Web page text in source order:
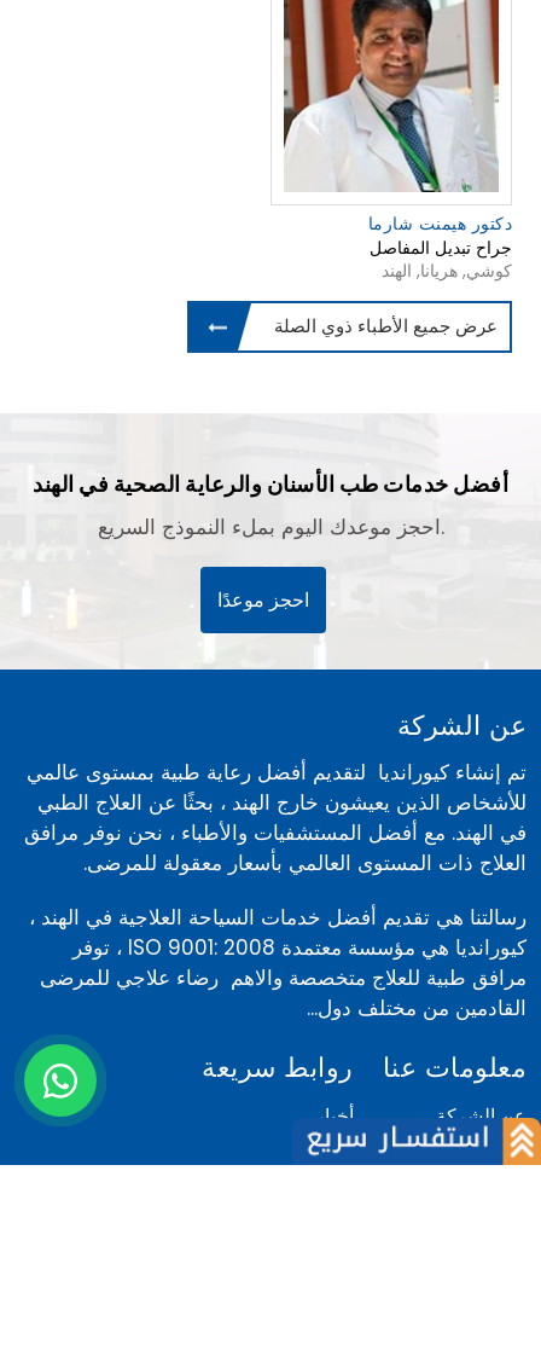
دكتور هيمنت شارما
جراح تبديل المفاصل
كوشي, هريانا, الهند
عرض جميع الأطباء ذوي الصلة
أفضل خدمات طب الأسنان والرعاية الصحية في الهند
احجز موعدك اليوم بملء النموذج السريع.
احجز موعدًا
عن الشركة
تم إنشاء كيورانديا لتقديم أفضل رعاية طبية بمستوى عالمي
للأشخاص الذين يعيشون خارج الهند ، بحثًا عن العلاج الطبي
في الهند. مع أفضل المستشفيات والأطباء ، نحن نوفر مرافق
العلاج ذات المستوى العالمي بأسعار معقولة للمرضى.
رسالتنا هي تقديم أفضل خدمات السياحة العلاجية في الهند ،
كيورانديا هي مؤسسة معتمدة ISO 9001: 2008 ، توفر
مرافق طبية للعلاج متخصصة والاهم رضاء علاجي للمرضى
القادمين من مختلف دول...
معلومات عنا
عن الشركة
فريقنا
روابط سريعة
أخبار
المدونة